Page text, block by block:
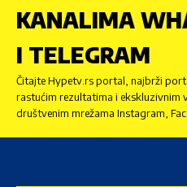
KANALIMA
I TELEGRAM
Čitajte Hypetv.rs portal, najbrži
rastućim rezultatima i ekskluzivnim
društvenim mrežama Instagram,